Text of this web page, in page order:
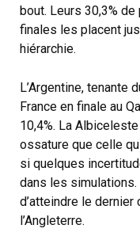
bout. Leurs 30,3%
finales les placent
hiérarchie.
L’Argentine, tenante
France en finale au
10,4%. La
ossature que celle
si quelques
dans les simulations.
d’atteindre le
l’Angleterre.